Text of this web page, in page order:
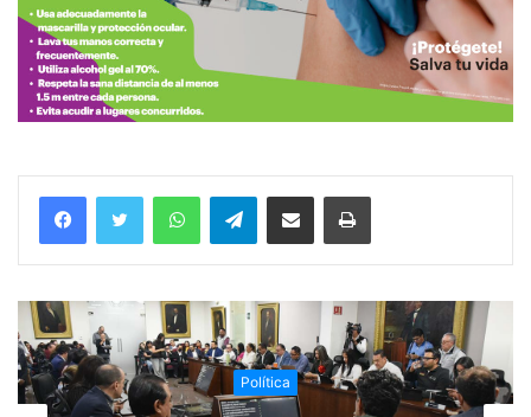
WhatsAppTelegramCompartir vía email Imprimir
Política